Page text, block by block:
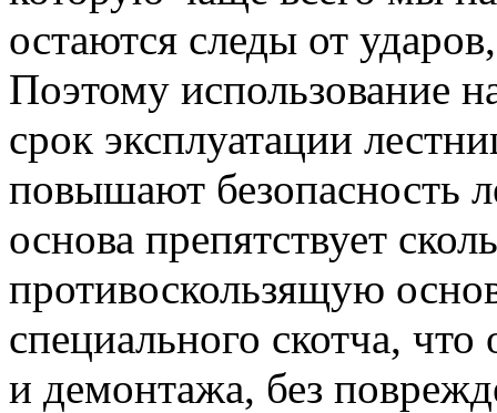
остаются следы от
Поэтому использование
срок эксплуатации
повышают безопасность
основа препятствует
противоскользящую
специального скотча,
и демонтажа, без